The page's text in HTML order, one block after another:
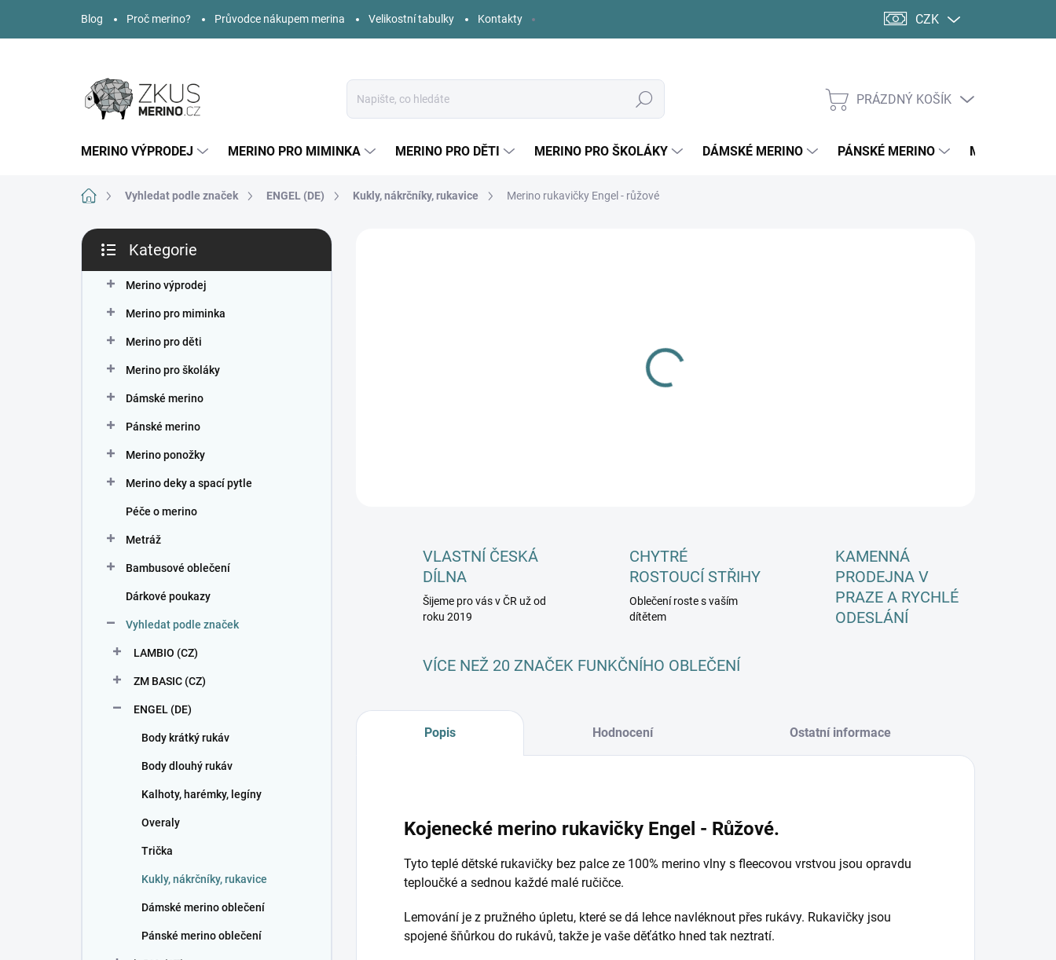
obsah
Blog Proč merino? Průvodce nákupem merina Velikostní tabulky Kontakty CZK
Hledat
NÁKUPNÍ
PRÁZDNÝ KOŠÍK
MERINO VÝPRODEJ MERINO PRO MIMINKA MERINO PRO DĚTI MERINO PRO ŠKOLÁKY DÁMSKÉ MERINO PÁNSKÉ MERINO MERINO
Domů Vyhledat podle značek ENGEL (DE) Kukly, nákrčníky, rukavice Merino rukavičky Engel - růžové
P
s
kategorie
Kategorie
Merino výprodej
Merino pro miminka
Merino pro děti
Merino pro školáky
Dámské merino
Pánské merino
Merino ponožky
Merino deky a spací pytle
Péče o merino
Metráž
Bambusové oblečení
Dárkové poukazy
Vyhledat podle značek
LAMBIO (CZ)
ZM BASIC (CZ)
ENGEL (DE)
Body krátký rukáv
Body dlouhý rukáv
Kalhoty, harémky, legíny
Overaly
Trička
Kukly, nákrčníky, rukavice
Dámské merino oblečení
Pánské merino oblečení
VLASTNÍ ČESKÁ
DÍLNA
Šijeme pro vás v ČR už od
roku 2019
CHYTRÉ
ROSTOUCÍ STŘIHY
Oblečení roste s vaším
dítětem
KAMENNÁ
PRODEJNA V
PRAZE A RYCHLÉ
ODESLÁNÍ
VÍCE NEŽ 20 ZNAČEK FUNKČNÍHO OBLEČENÍ
Popis Hodnocení Ostatní informace
Kojenecké merino rukavičky Engel - Růžové.
Tyto teplé dětské rukavičky bez palce ze 100% merino vlny s fleecovou vrstvou jsou opravdu
teploučké a sednou každé malé ručičce.
Lemování je z pružného úpletu, které se dá lehce navléknout přes rukávy. Rukavičky jsou
spojené šňůrkou do rukávů, takže je vaše děťátko hned tak neztratí.